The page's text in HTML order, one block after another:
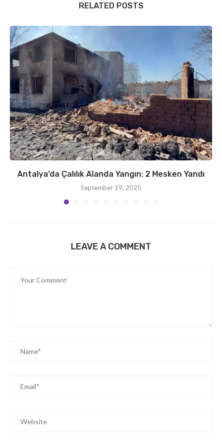
RELATED POSTS
Antalya’da Çalılık Alanda Yangın: 2 Mesken Yandı
September 19, 2025
LEAVE A COMMENT